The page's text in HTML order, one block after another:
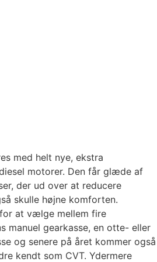
med helt nye, ekstra
motorer. Den får glæde af
der ud over at reducere
skulle højne komforten.
at vælge mellem fire
manuel gearkasse, en otte- eller
og senere på året kommer også
kendt som CVT. Ydermere